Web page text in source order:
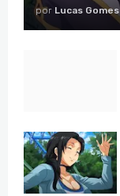
por Lucas Gomes